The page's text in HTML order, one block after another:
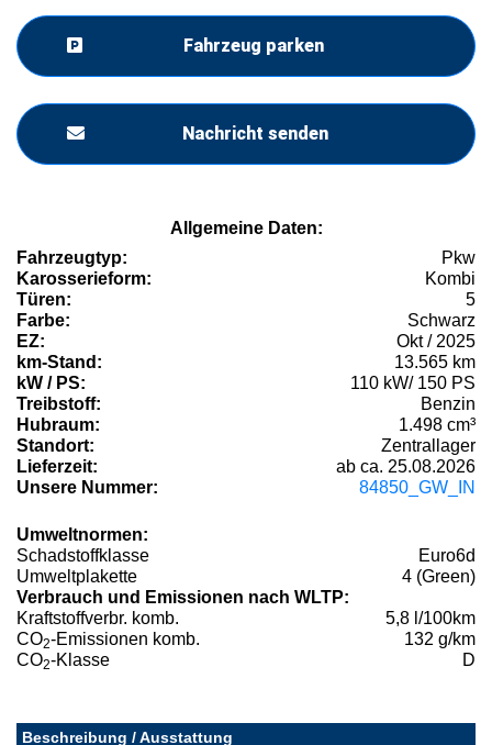
Fahrzeug parken
Nachricht senden
Allgemeine Daten:
Fahrzeugtyp:
Pkw
Karosserieform:
Kombi
Türen:
5
Farbe:
Schwarz
EZ:
Okt / 2025
km-Stand:
13.565 km
kW / PS:
110 kW/ 150 PS
Treibstoff:
Benzin
Hubraum:
1.498 cm³
Standort:
Zentrallager
Lieferzeit:
ab ca. 25.08.2026
Unsere Nummer:
84850_GW_IN
Umweltnormen:
Schadstoffklasse
Euro6d
Umweltplakette
4 (Green)
Verbrauch und Emissionen nach WLTP:
Kraftstoffverbr. komb.
5,8 l/100km
CO2-Emissionen komb.
132 g/km
CO2-Klasse D
Beschreibung / Ausstattung